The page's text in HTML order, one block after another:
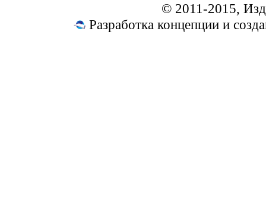
© 2011-2015,
Разработка концепции и